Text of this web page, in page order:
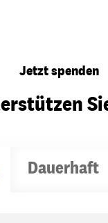
Jetzt spenden
Dauerhaft